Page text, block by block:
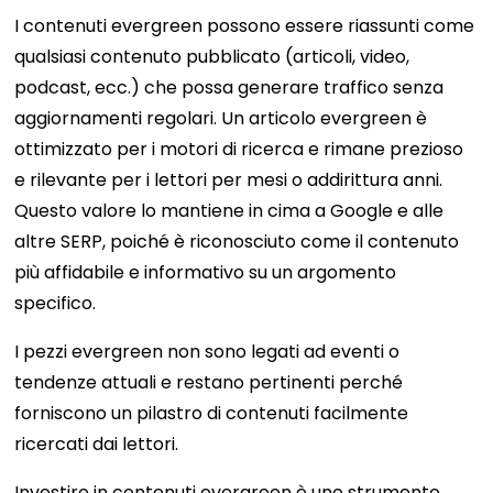
I contenuti evergreen possono essere riassunti come
qualsiasi contenuto pubblicato (articoli, video,
podcast, ecc.) che possa generare traffico senza
aggiornamenti regolari. Un articolo evergreen è
ottimizzato per i motori di ricerca e rimane prezioso
e rilevante per i lettori per mesi o addirittura anni.
Questo valore lo mantiene in cima a Google e alle
altre SERP, poiché è riconosciuto come il contenuto
più affidabile e informativo su un argomento
specifico.
I pezzi evergreen non sono legati ad eventi o
tendenze attuali e restano pertinenti perché
forniscono un pilastro di contenuti facilmente
ricercati dai lettori.